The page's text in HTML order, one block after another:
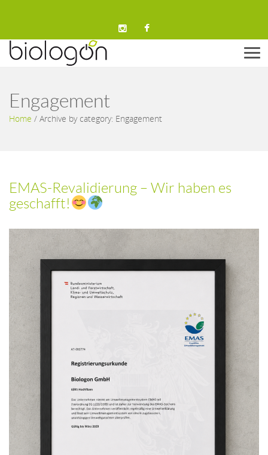
Engagement
Home / Archive by category: Engagement
EMAS-Revalidierung – Wir haben es
geschafft!